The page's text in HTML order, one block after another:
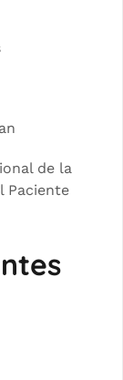
de la
Paciente